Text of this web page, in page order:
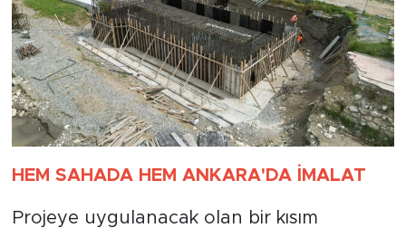
HEM SAHADA HEM ANKARA'DA İMALAT
Projeye uygulanacak olan bir kısım